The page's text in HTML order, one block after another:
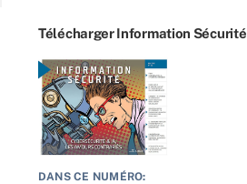
Télécharger Information Sécurité
DANS CE NUMÉRO: